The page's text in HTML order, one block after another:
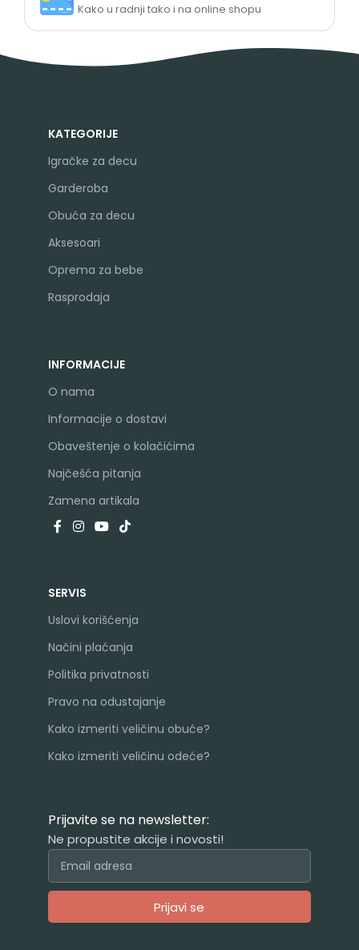
Kako u radnji tako i na online shopu
KATEGORIJE
Igračke za decu
Garderoba
Obuća za decu
Aksesoari
Oprema za bebe
Rasprodaja
INFORMACIJE
O nama
Informacije o dostavi
Obaveštenje o kolačićima
Najčešća pitanja
Zamena artikala
SERVIS
Uslovi korišćenja
Načini plaćanja
Politika privatnosti
Pravo na odustajanje
Kako izmeriti veličinu obuće?
Kako izmeriti veličinu odeće?
Prijavite se na newsletter:
Ne propustite akcije i novosti!
Prijavi se